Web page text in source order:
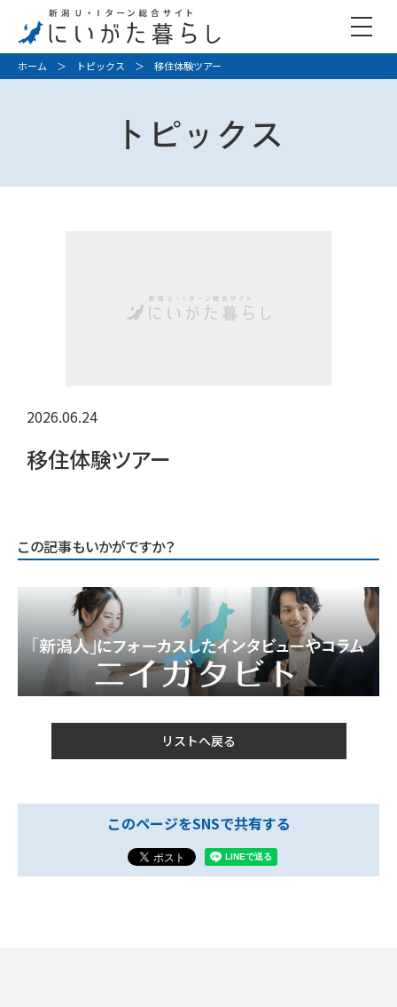
ホーム ＞ トピックス ＞ 移住体験ツアー
トピックス
2026.06.24
移住体験ツアー
この記事もいかがですか？
リストへ戻る
このページをSNSで共有する